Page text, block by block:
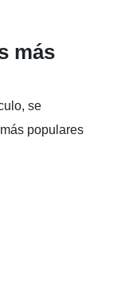
más
se
populares